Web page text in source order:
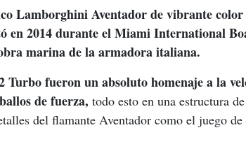
Lamborghini Aventador de vibrante
en 2014 durante el Miami International
marina de la armadora italiana.
Turbo fueron un absoluto homenaje a la
de fuerza, todo esto en una estructura
del flamante Aventador como el juego